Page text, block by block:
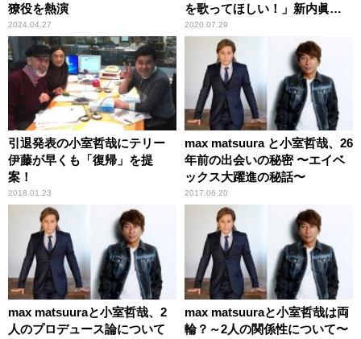
獠役を熱演
2024.04.27
を歌ってほしい！」新内眞
衣・遠藤さくら・賀喜遥香
と“小室楽曲”トーク
2020.07.29
引退発表の小室哲哉にテリー
伊藤が早くも「復帰」を提
案！
2018.01.23
max matsuura と小室哲哉、26
年前の出会いの秘密 〜エイベ
ックス大躍進の秘話〜
2017.06.20
max matsuuraと小室哲哉、2
人のプロデュース論について
max matsuuraと小室哲哉は両
輪？～2人の関係性について〜